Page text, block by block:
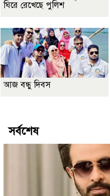
ঘিরে রেখেছে পুলিশ
আজ বন্ধু দিবস
সর্বশেষ